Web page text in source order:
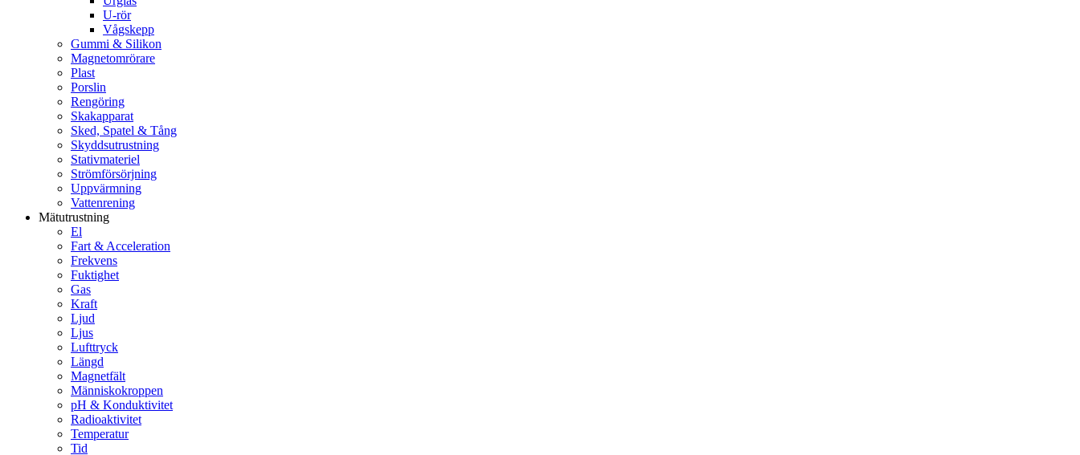
U-rör
Vågskepp
Gummi & Silikon
Magnetomrörare
Plast
Porslin
Rengöring
Skakapparat
Sked, Spatel & Tång
Skyddsutrustning
Stativmateriel
Strömförsörjning
Uppvärmning
Vattenrening
Mätutrustning
El
Fart & Acceleration
Frekvens
Fuktighet
Gas
Kraft
Ljud
Ljus
Lufttryck
Längd
Magnetfält
Människokroppen
pH & Konduktivitet
Radioaktivitet
Temperatur
Tid